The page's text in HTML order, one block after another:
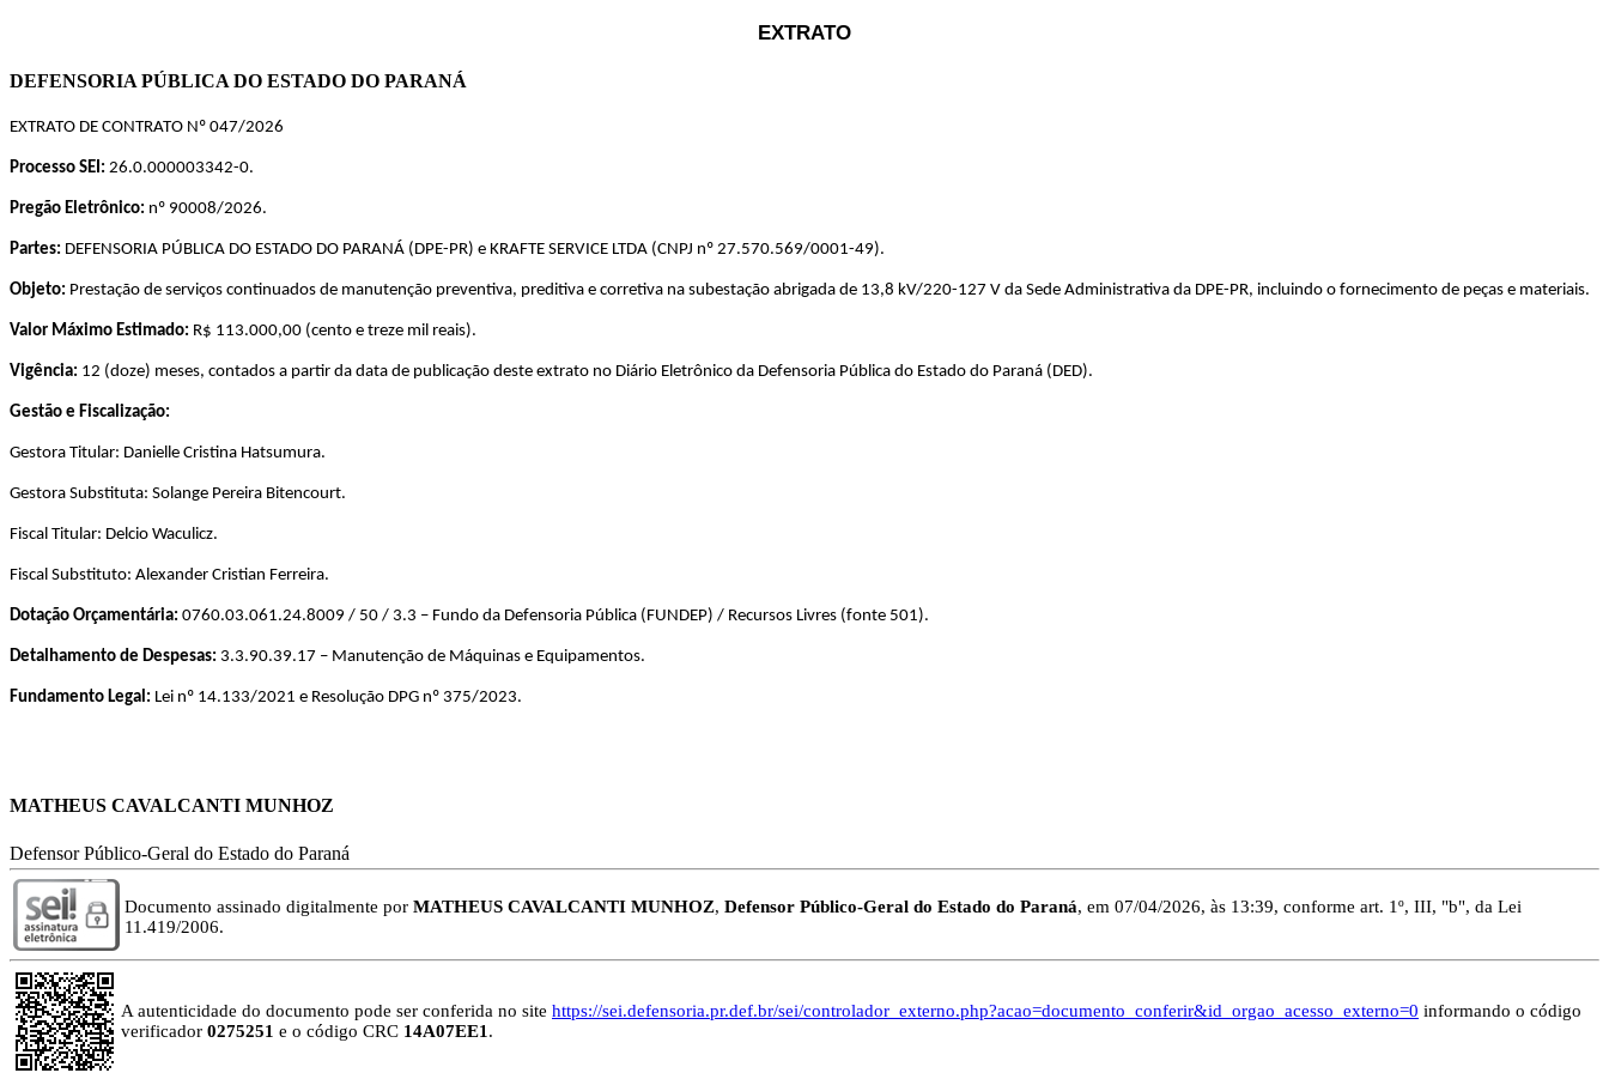
EXTRATO
DEFENSORIA PÚBLICA DO ESTADO DO PARANÁ
EXTRATO DE CONTRATO Nº 047/2026
Processo SEI: 26.0.000003342-0.
Pregão Eletrônico: nº 90008/2026.
Partes: DEFENSORIA PÚBLICA DO ESTADO DO PARANÁ (DPE-PR) e KRAFTE SERVICE LTDA (CNPJ nº 27.570.569/0001-49).
Objeto: Prestação de serviços continuados de manutenção preventiva, preditiva e corretiva na subestação abrigada de 13,8 kV/220-127 V da Sede Administrativa da DPE-PR, incluindo o fornecimento de peças e materiais.
Valor Máximo Estimado: R$ 113.000,00 (cento e treze mil reais).
Vigência: 12 (doze) meses, contados a partir da data de publicação deste extrato no Diário Eletrônico da Defensoria Pública do Estado do Paraná (DED).
Gestão e Fiscalização:
Gestora Titular: Danielle Cristina Hatsumura.
Gestora Substituta: Solange Pereira Bitencourt.
Fiscal Titular: Delcio Waculicz.
Fiscal Substituto: Alexander Cristian Ferreira.
Dotação Orçamentária: 0760.03.061.24.8009 / 50 / 3.3 – Fundo da Defensoria Pública (FUNDEP) / Recursos Livres (fonte 501).
Detalhamento de Despesas: 3.3.90.39.17 – Manutenção de Máquinas e Equipamentos.
Fundamento Legal: Lei nº 14.133/2021 e Resolução DPG nº 375/2023.
MATHEUS CAVALCANTI MUNHOZ
Defensor Público-Geral do Estado do Paraná
Documento assinado digitalmente por MATHEUS CAVALCANTI MUNHOZ, Defensor Público-Geral do Estado do Paraná, em 07/04/2026, às 13:39, conforme art. 1º, III, "b", da Lei
11.419/2006.
A autenticidade do documento pode ser conferida no site https://sei.defensoria.pr.def.br/sei/controlador_externo.php?acao=documento_conferir&id_orgao_acesso_externo=0 informando o código
verificador 0275251 e o código CRC 14A07EE1 .